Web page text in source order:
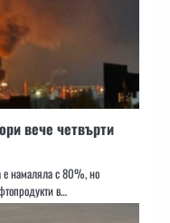
вече четвърти
е намаляла с 80%, но
в…